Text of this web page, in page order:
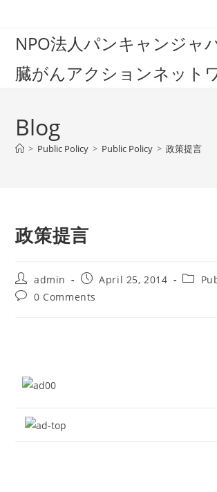
contentNPO法人パンキャンジャ
臓がんアクションネット
Blog
> Public Policy > Public Policy > 政策提言
政策提言
Post
author:
admin
Post
published:
April 25, 2014
Post
Post0 Comments